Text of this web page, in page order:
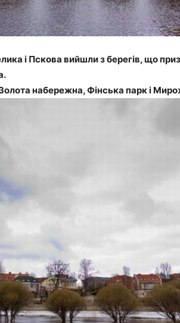
і Пскова вийшли з берегів, що
набережна, Фінська парк і